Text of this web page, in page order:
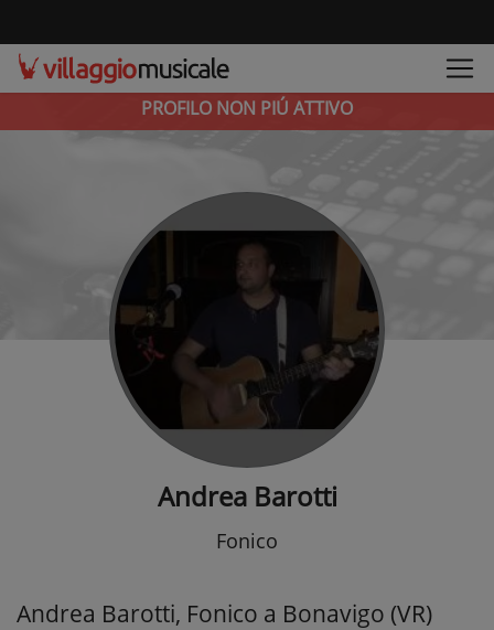
PROFILO NON PIÚ ATTIVO
Andrea Barotti
Fonico
Andrea Barotti, Fonico a Bonavigo (VR)